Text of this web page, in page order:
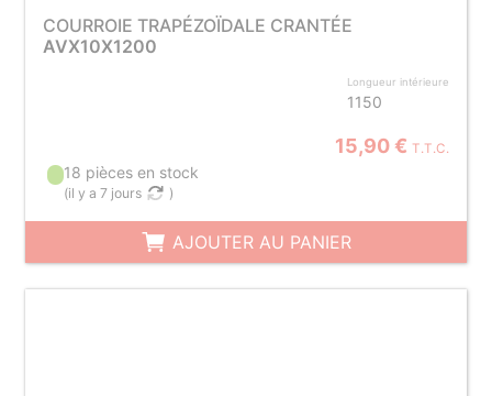
COURROIE TRAPÉZOÏDALE CRANTÉE
AVX10X1200
Longueur intérieure
1150
15,90 € T.T.C.
18 pièces en stock
(il y a 7 jours )
AJOUTER AU PANIER